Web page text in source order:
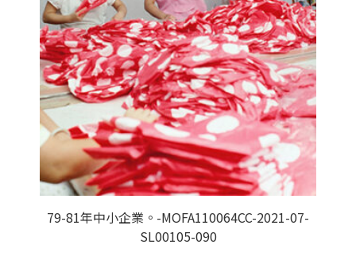
79-81年中小企業。-MOFA110064CC-2021-07-
SL00105-090